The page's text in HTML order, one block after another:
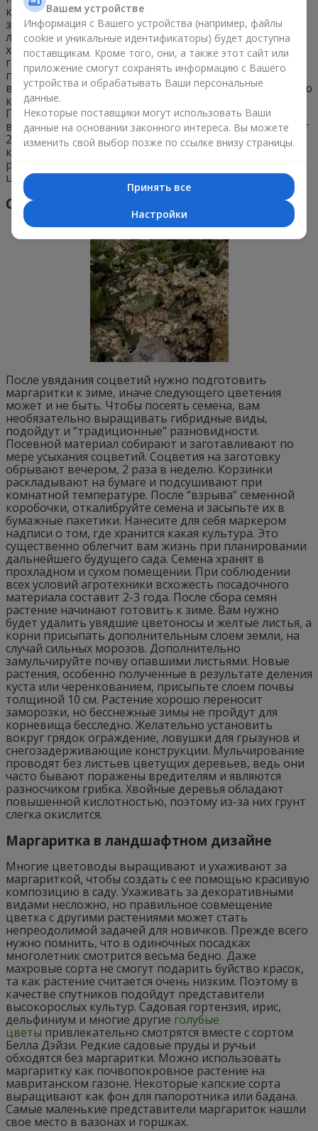
корней и доступа к кислороду. Если хорошо
замульчируете почву вокруг, то вам не придется
лишний раз поливать растение. К тому же мульча
хорошо защищает маргаритки от вредителей,
грызунов и перепадов температуры. Сразу после
полива желательно разрыхлять землю. Подсыхание
верхнего слоя грунта может привести к выпячиванию
корней, от чего тоже защитит слой опавшей листвы.
Подкормки вносят по меньшей мере дважды за
время вегетации. На 1 квадратный метр почвы берут
25-30 грамм комплексного удобрения для цветущих
культур с полезными микроэлементами. Увядшие
растения обязательно удаляют, чтобы продлить
цветение и “омолодить” кустик.
Сбор семян и зимовка
После увядания соцветий нужно подготовить
маргаритки к зиме, иначе следующего цветения
может и не быть. Чтобы посеять семена, вам
необязательно выращивать гибридные виды,
подойдут и “традиционные” разновидности.
Посевной материал собирают и заготавливают по
мере усыхания соцветий. Соцветия на заготовку
обрывают вечером, 2 раза в неделю. Корзинки
раскладывают на бумаге и подсушивают при
комнатной температуре. После “взрыва” семенной
коробочки, откалибруйте семена и засыпьте их в
бумажные пакетики. Нанесите для себя маркером
надписи о том, где хранится какая культура. Это
существенно облегчит вам жизнь при планировании
дальнейшего будущего сада. Семена хранят в
прохладном и сухом помещении. При соблюдении
всех условий агротехники всхожесть посадочного
материала составит 2-3 года. После сбора семян
растение начинают готовить к зиме. Вам нужно
будет удалить увядшие цветоносы и желтые листья, а
корни присыпать дополнительным слоем земли, на
случай сильных морозов. Дополнительно
замульчируйте почву опавшими листьями. Новые
растения, особенно полученные в результате деления
куста или черенкованием, присыпьте слоем почвы
толщиной 10 см. Растение хорошо переносит
заморозки, но бесснежные зимы не пройдут для
корневища бесследно. Желательно установить
вокруг грядок ограждение, ловушки для грызунов и
снегозадерживающие конструкции. Мульчирование
проводят без листьев цветущих деревьев, ведь они
часто бывают поражены вредителям и являются
разносчиком грибка. Хвойные деревья обладают
повышенной кислотностью, поэтому из-за них грунт
слегка окислится.
Маргаритка в ландшафтном дизайне
Многие цветоводы выращивают и ухаживают за
маргариткой, чтобы создать с ее помощью красивую
композицию в саду. Ухаживать за декоративными
видами несложно, но правильное совмещение
цветка с другими растениями может стать
непреодолимой задачей для новичков. Прежде всего
нужно помнить, что в одиночных посадках
многолетник смотрится весьма бедно. Даже
махровые сорта не смогут подарить буйство красок,
та как растение считается очень низким. Поэтому в
качестве спутников подойдут представители
высокорослых культур. Садовая гортензия, ирис,
дельфиниум и многие другие голубые
цветы привлекательно смотрятся вместе с сортом
Белла Дэйзи. Редкие садовые пруды и ручьи
обходятся без маргаритки. Можно использовать
маргаритку как почвопокровное растение на
мавританском газоне. Некоторые капские сорта
выращивают как фон для папоротника или бадана.
Самые маленькие представители маргариток нашли
свое место в вазонах и горшках.
Вашем устройстве
Информация с Вашего устройства (например, файлы
cookie и уникальные идентификаторы) будет доступна
поставщикам. Кроме того, они, а также этот сайт или
приложение смогут сохранять информацию с Вашего
устройства и обрабатывать Ваши персональные
данные.
Некоторые поставщики могут использовать Ваши
данные на основании законного интереса. Вы можете
изменить свой выбор позже по ссылке внизу страницы.
Принять все
Настройки